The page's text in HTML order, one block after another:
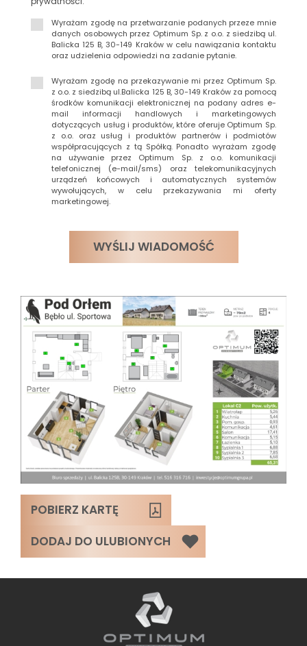
POBIERZ KARTĘ
DODAJ DO ULUBIONYCH
Wyrażam zgodę na przetwarzanie podanych przeze mnie
danych osobowych przez Optimum Sp. z o.o. z siedzibą ul.
Balicka 125 B, 30-149 Kraków w celu nawiązania kontaktu
oraz udzielenia odpowiedzi na zadanie pytanie.
Wyrażam zgodę na przekazywanie mi przez Optimum Sp.
z o.o. z siedzibą ul.Balicka 125 B, 30-149 Kraków za pomocą
środków komunikacji elektronicznej na podany adres e-
mail informacji handlowych i marketingowych
dotyczących usług i produktów, które oferuje Optimum Sp.
z o.o. oraz usług i produktów partnerów i podmiotów
współpracujących z tą Spółką. Ponadto wyrażam zgodę
na używanie przez Optimum Sp. z o.o. komunikacji
telefonicznej (e-mail/sms) oraz telekomunikacyjnych
urządzeń końcowych i automatycznych systemów
wywołujących, w celu przekazywania mi oferty
marketingowej.
WYŚLIJ WIADOMOŚĆ